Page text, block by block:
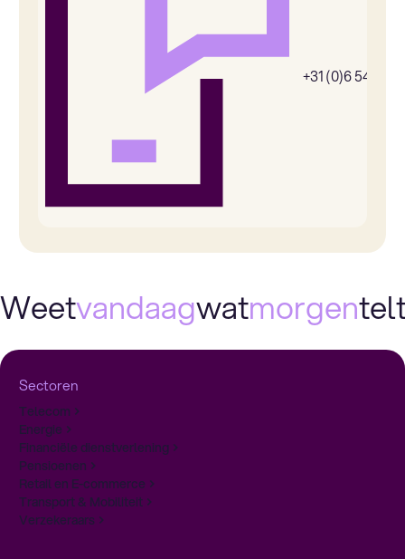
+31 (0)6
Weetvandaagwatmorgen
Sectoren
Telecom
Energie
Financiële dienstverlening
Pensioenen
Retail en E-commerce
Transport & Mobiliteit
Verzekeraars